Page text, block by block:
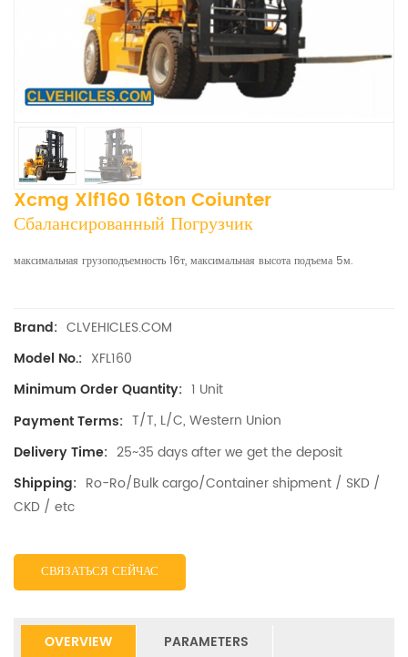
Xcmg Xlf160 16ton Coiunter
Сбалансированный Погрузчик
максимальная грузоподъемность 16т, максимальная высота подъема 5м.
Brand: CLVEHICLES.COM
Model No.: XFL160
Minimum Order Quantity: 1 Unit
Payment Terms: T/T, L/C, Western Union
Delivery Time: 25~35 days after we get the deposit
Shipping: Ro-Ro/Bulk cargo/Container shipment / SKD /
CKD / etc
СВЯЗАТЬСЯ СЕЙЧАС
OVERVIEW PARAMETERS